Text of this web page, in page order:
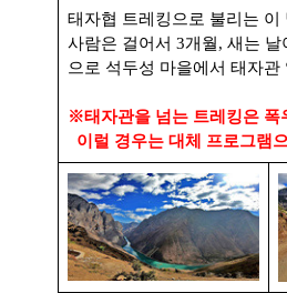
태자협 트레킹으로 불리는
사람은 걸어서 3개월, 새는 날
으로 석두성 마을에서 태자
※태자관을 넘는 트레킹은 폭
이럴 경우는 대체 프로그램